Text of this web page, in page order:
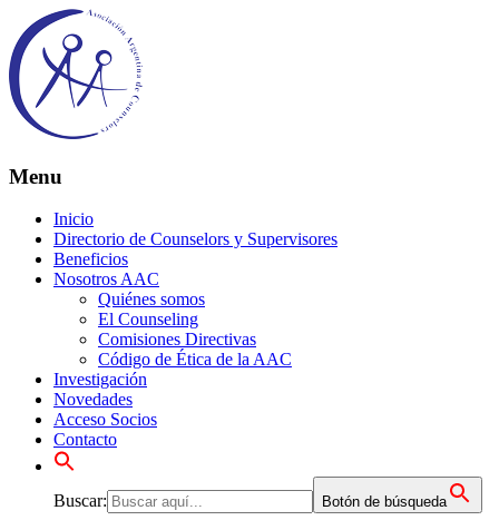
Menu
Inicio
Directorio de Counselors y Supervisores
Beneficios
Nosotros AAC
Quiénes somos
El Counseling
Comisiones Directivas
Código de Ética de la AAC
Investigación
Novedades
Acceso Socios
Contacto
Buscar: Botón de búsqueda